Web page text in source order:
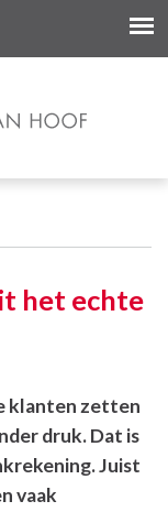
het echte
klanten zetten
druk. Dat is
Juist
vaak